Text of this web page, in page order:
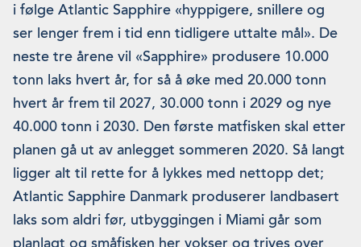
i følge Atlantic Sapphire «hyppigere, snillere og
ser lenger frem i tid enn tidligere uttalte mål». De
neste tre årene vil «Sapphire» produsere 10.000
tonn laks hvert år, for så å øke med 20.000 tonn
hvert år frem til 2027, 30.000 tonn i 2029 og nye
40.000 tonn i 2030. Den første matfisken skal etter
planen gå ut av anlegget sommeren 2020. Så langt
ligger alt til rette for å lykkes med nettopp det;
Atlantic Sapphire Danmark produserer landbasert
laks som aldri før, utbyggingen i Miami går som
planlagt og småfisken her vokser og trives over